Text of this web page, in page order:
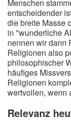
Menschen
entscheidender
die breite Masse
in "wunderliche
nennen wir dann
Religionen also
philosophischer
häufiges
Religionen
wertvollen, wenn
Relevanz